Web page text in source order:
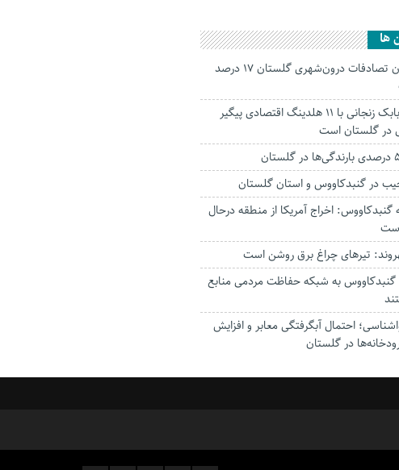
ها
جانباختگان تصادفات درون‌شهری گلستان ۱۷ درصد
استاندار: بابک زنجانی با ۱۱ هلدینگ اقتصادی پیگیر
در گلستان است
در‌ گنبدکاووس و استان گلستان
گنبدکاووس: اخراج آمریکا از منطقه درحال
تیرهای چراغ برق روشن است
گنبدکاووس به شبکه حفاظت مردمی منابع
احتمال آبگرفتگی معابر و افزایش
در گلستان